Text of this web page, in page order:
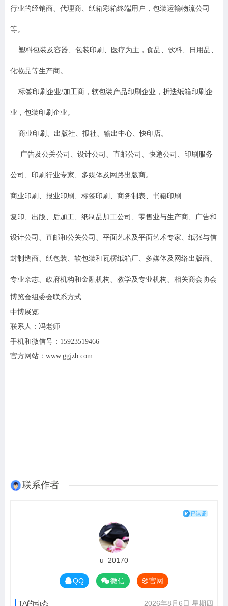
行业的经销商、代理商、纸箱彩箱终端用户，包装运输物流公司
等。
塑料包装及容器、包装印刷、医疗为主，食品、饮料、日用品、
化妆品等生产商。
标签印刷企业/加工商，软包装产品印刷企业，折迭纸箱印刷企
业，包装印刷企业。
商业印刷、出版社、报社、输出中心、快印店。
广告及公关公司、设计公司、直邮公司、快递公司、印刷服务
公司、印刷行业专家、多媒体及网路出版商。
商业印刷、报业印刷、标签印刷、商务制表、书籍印刷
复印、出版、后加工、纸制品加工公司 、 零售业与生产商、 广告和
设计公司、直邮和公关公司 、 平面艺术及平面艺术专家、 纸张与信
封制造商、 纸包装、软包装和瓦楞纸箱厂、 多媒体及网络出版商、
专业杂志、 政府机构和金融机构、 教学及专业机构、 相关商会协会
博览会组委会联系方式:
中博展览
联系人：冯老师
手机和微信号：15923519466
官方网站：www.ggjzb.com
联系作者
u_20170
QQ 微信 官网
TA的动态 2026年8月6日 星期四